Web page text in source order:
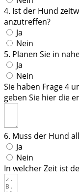
4. Ist der Hund
anzutreffen?
Ja
Nein
5. Planen Sie in
Ja
Nein
Sie haben Frage 4
geben Sie hier die
6. Muss der Hund
Ja
Nein
In welcher Zeit ist